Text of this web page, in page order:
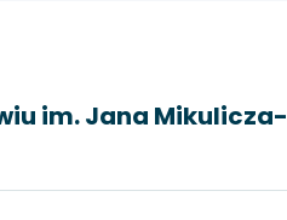
im. Jana Mikulicza-